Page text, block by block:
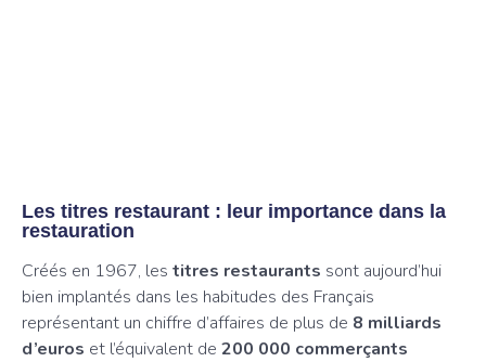
Les titres restaurant : leur importance dans la
restauration
Créés en 1967, les titres restaurants sont aujourd’hui
bien implantés dans les habitudes des Français
représentant un chiffre d’affaires de plus de 8 milliards
d’euros et l’équivalent de 200 000 commerçants